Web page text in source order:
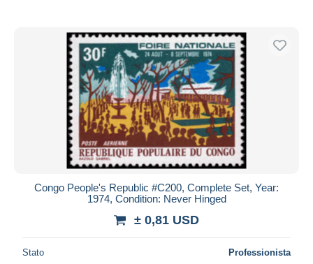
Congo People's Republic #C200, Complete Set, Year:
1974, Condition: Never Hinged
± 0,81 USD
Stato Professionista